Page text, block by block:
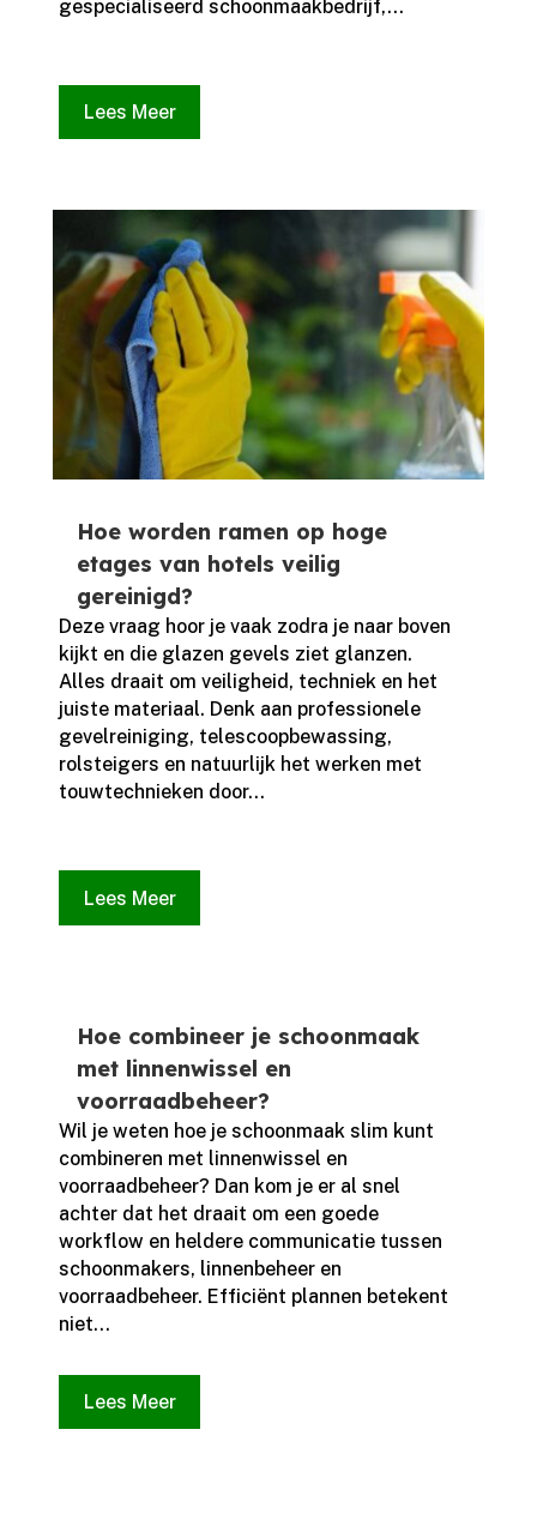
gespecialiseerd schoonmaakbedrijf,...
Lees Meer
Hoe worden ramen op hoge
etages van hotels veilig
gereinigd?
Deze vraag hoor je vaak zodra je naar boven
kijkt en die glazen gevels ziet glanzen.​
Alles draait om veiligheid, techniek en het
juiste materiaal.​ Denk aan professionele
gevelreiniging, telescoopbewassing,
rolsteigers en natuurlijk het werken met
touwtechnieken door...
Lees Meer
Hoe combineer je schoonmaak
met linnenwissel en
voorraadbeheer?
Wil je weten hoe je schoonmaak slim kunt
combineren met linnenwissel en
voorraadbeheer? Dan kom je er al snel
achter dat het draait om een goede
workflow en heldere communicatie tussen
schoonmakers, linnenbeheer en
voorraadbeheer.​ Efficiënt plannen betekent
niet...
Lees Meer